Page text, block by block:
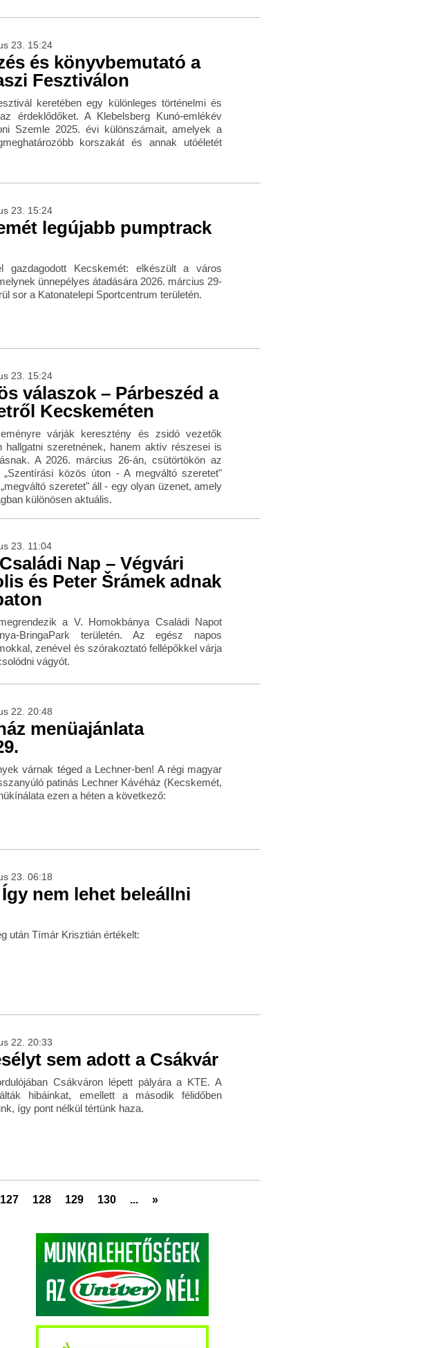
23. 15:24
és könyvbemutató a
Fesztiválon
keretében egy különleges történelmi és
érdeklődőket. A Klebelsberg Kunó-emlékév
Szemle 2025. évi különszámait, amelyek a
korszakát és annak utóéletét
23. 15:24
legújabb pumptrack
gazdagodott Kecskemét: elkészült a város
ünnepélyes átadására 2026. március 29-
sor a Katonatelepi Sportcentrum területén.
23. 15:24
válaszok – Párbeszéd a
Kecskeméten
várják keresztény és zsidó vezetők
hallgatni szeretnének, hanem aktív részesei is
A 2026. március 26-án, csütörtökön az
„Szentírási közös úton - A megváltó szeretet"
szeretet" áll - egy olyan üzenet, amely
különösen aktuális.
23. 11:04
Nap – Végvári
és Peter Šrámek adnak
a V. Homokbánya Családi Napot
BringaPark területén. Az egész napos
zenével és szórakoztató fellépőkkel várja
vágyót.
22. 20:48
menüajánlata
várnak téged a Lechner-ben! A régi magyar
patinás Lechner Kávéház (Kecskemét,
ezen a héten a következő:
23. 06:18
nem lehet beleállni
után Tímár Krisztián értékelt:
22. 20:33
sem adott a Csákvár
Csákváron lépett pályára a KTE. A
hibáinkat, emellett a második félidőben
így pont nélkül tértünk haza.
127 128 129 130 ... »